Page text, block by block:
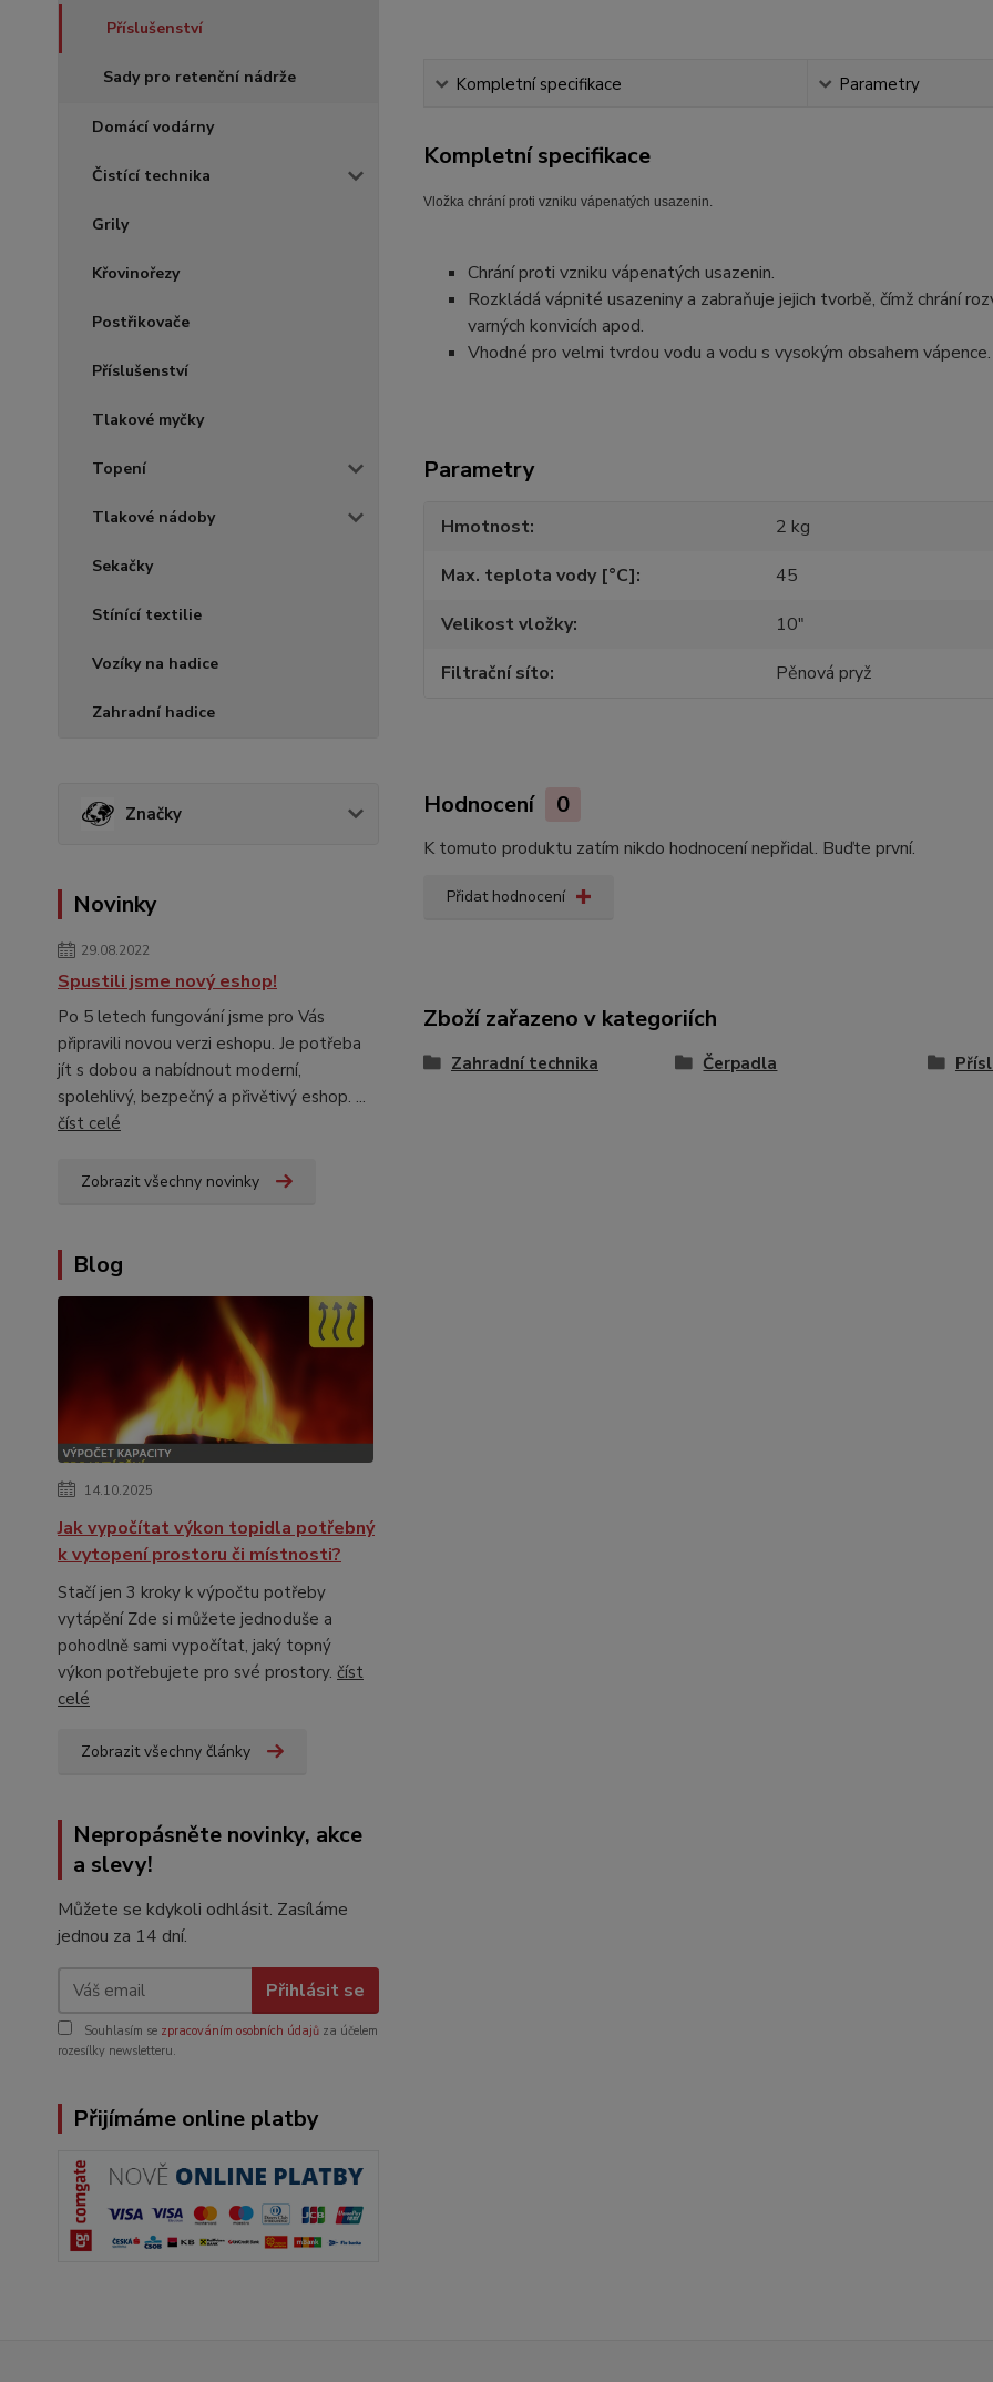
Příslušenství
Sady pro retenční nádrže
Domácí vodárny
Čistící technika
Grily
Křovinořezy
Postřikovače
Příslušenství
Tlakové myčky
Topení
Tlakové nádoby
Sekačky
Stínící textilie
Vozíky na hadice
Zahradní hadice
Značky
Novinky
29.08.2022
Spustili jsme nový eshop!
Po 5 letech fungování jsme pro Vás
připravili novou verzi eshopu. Je potřeba
jít s dobou a nabídnout moderní,
spolehlivý, bezpečný a přivětivý eshop. ...
číst celé
Zobrazit všechny novinky
Blog
14.10.2025
Jak vypočítat výkon topidla potřebný
k vytopení prostoru či místnosti?
Stačí jen 3 kroky k výpočtu potřeby
vytápění Zde si můžete jednoduše a
pohodlně sami vypočítat, jaký topný
výkon potřebujete pro své prostory. číst
celé
Zobrazit všechny články
Nepropásněte novinky, akce
a slevy!
Můžete se kdykoli odhlásit. Zasíláme
jednou za 14 dní.
Přihlásit se
Souhlasím se zpracováním osobních údajů za účelem
rozesílky newsletteru.
Přijímáme online platby
Kompletní specifikace Parametry
Kompletní specifikace
Vložka chrání proti vzniku vápenatých usazenin.
Chrání proti vzniku vápenatých usazenin.
Rozkládá vápnité usazeniny a zabraňuje jejich tvorbě, čímž chrání
varných konvicích apod.
Vhodné pro velmi tvrdou vodu a vodu s vysokým obsahem vápence.
Parametry
Hmotnost
2 kg
Max. teplota vody [°C]
45
Velikost vložky
10"
Filtrační síto
Pěnová pryž
Hodnocení 0
K tomuto produktu zatím nikdo hodnocení nepřidal. Buďte první.
Přidat hodnocení
Zboží zařazeno v kategoriích
Zahradní technika Čerpadla